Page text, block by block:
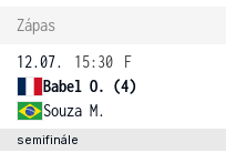
Zápas
12.07.
15:30
F
Babel O. (4)
Souza M.
semifinále